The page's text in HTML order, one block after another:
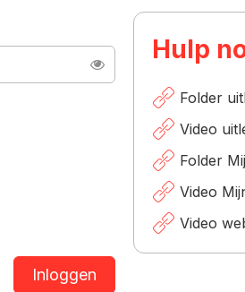
Inloggen
Hulp
Folder
Video
Folder
Video
Video